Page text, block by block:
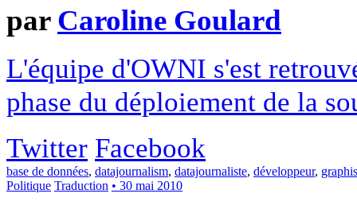
par Caroline Goulard
L'équipe d'OWNI s'est
phase du déploiement de la
Twitter Facebook
base de données, datajournalism, datajournaliste, développeur,
Politique Traduction • 30 mai 2010